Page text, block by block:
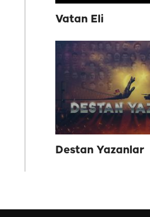
Vatan Eli
Destan Yazanlar